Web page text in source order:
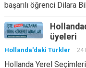
başarılı öğrenci Dilara
üyeleri
Hollanda'daki Türkler 24
Hollanda Yerel